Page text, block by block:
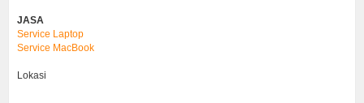
JASA
Service Laptop
Service MacBook
Lokasi